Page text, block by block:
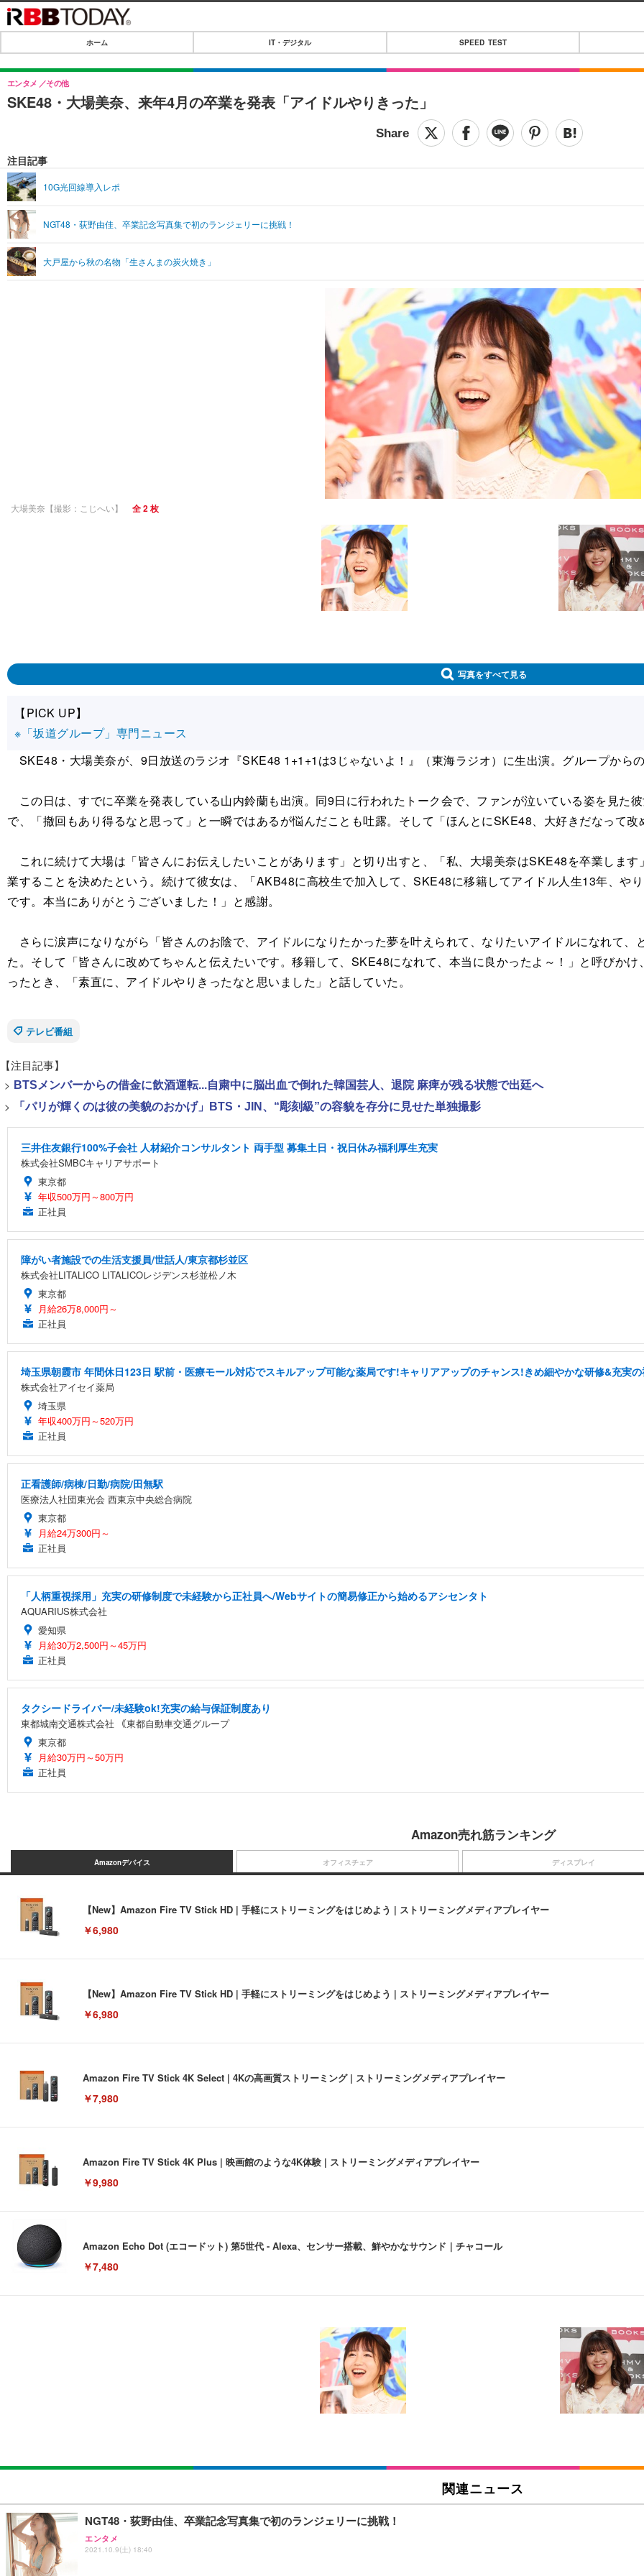
IT・デジタル
IT・デジタルTOP
SPEED TEST
音楽
ライフ
ペット
リリース一覧
プッシュ通知の停止方法
ホーム IT・デジタル SPEED TEST
SKE48・大場美奈、来年4月の卒業を発表「アイドルやりきった」
エンタメ その他
注目記事
10G光回線導入レポ
NGT48・荻野由佳、卒業記念写真集で初のランジェリーに挑戦！
大戸屋から秋の名物「生さんまの炭火焼き」
大場美奈【撮影：こじへい】 全 2 枚
写真をすべて見る
【PICK UP】
※「坂道グループ」専門ニュース
SKE48・大場美奈が、9日放送のラジオ『SKE48 1+1+1は3じゃないよ！』（東海ラジオ）に生出演。グループからの
この日は、すでに卒業を発表している山内鈴蘭も出演。同9日に行われたトーク会で、ファンが泣いている姿を見た
で、「撤回もあり得るなと思って」と一瞬ではあるが悩んだことも吐露。そして「ほんとにSKE48、大好きだなって改
これに続けて大場は「皆さんにお伝えしたいことがあります」と切り出すと、「私、大場美奈はSKE48を卒業しま
業することを決めたという。続けて彼女は、「AKB48に高校生で加入して、SKE48に移籍してアイドル人生13年、や
です。本当にありがとうございました！」と感謝。
さらに涙声になりながら「皆さんのお陰で、アイドルになりたかった夢を叶えられて、なりたいアイドルになれて
た。そして「皆さんに改めてちゃんと伝えたいです。移籍して、SKE48になれて、本当に良かったよ～！」と呼びか
ったとき、「素直に、アイドルやりきったなと思いました」と話していた。
テレビ番組
【注目記事】
> BTSメンバーからの借金に飲酒運転...自粛中に脳出血で倒れた韓国芸人、退院 麻痺が残る状態で出廷へ
> 「パリが輝くのは彼の美貌のおかげ」BTS・JIN、“彫刻級”の容貌を存分に見せた単独撮影
三井住友銀行100%子会社 人材紹介コンサルタント 両手型 募集土日・祝日休み福利厚生充実
株式会社SMBCキャリアサポート
東京都
年収500万円～800万円
正社員
障がい者施設での生活支援員/世話人/東京都杉並区
株式会社LITALICO LITALICOレジデンス杉並松ノ木
東京都
月給26万8,000円～
正社員
埼玉県朝霞市 年間休日123日 駅前・医療モール対応でスキルアップ可能な薬局です!キャリアアップのチャンス!きめ細やかな研修&充実
株式会社アイセイ薬局
埼玉県
年収400万円～520万円
正社員
正看護師/病棟/日勤/病院/田無駅
医療法人社団東光会 西東京中央総合病院
東京都
月給24万300円～
正社員
「人柄重視採用」充実の研修制度で未経験から正社員へ/Webサイトの簡易修正から始めるアシセンタト
AQUARIUS株式会社
愛知県
月給30万2,500円～45万円
正社員
タクシードライバー/未経験ok!充実の給与保証制度あり
東都城南交通株式会社 ｟東都自動車交通グループ
東京都
月給30万円～50万円
正社員
Amazon売れ筋ランキング
Amazonデバイス
【New】Amazon Fire TV Stick HD | 手軽にストリーミングをはじめよう | ストリーミングメディアプレイヤー
￥6,980
【New】Amazon Fire TV Stick HD | 手軽にストリーミングをはじめよう | ストリーミングメディアプレイヤー
￥6,980
Amazon Fire TV Stick 4K Select | 4Kの高画質ストリーミング | ストリーミングメディアプレイヤー
￥7,980
Amazon Fire TV Stick 4K Plus | 映画館のような4K体験 | ストリーミングメディアプレイヤー
￥9,980
Amazon Echo Dot (エコードット) 第5世代 - Alexa、センサー搭載、鮮やかなサウンド｜チャコール
￥7,480
オフィスチェア
[EdoErgo] オフィスチェア 椅子 テレワーク 疲れない 跳ね上げ式アームレスト コンパクト 約105度ロッキング pc 事務椅子 360度回
Sezlife オフィスチェア デスクチェア 疲れない テレワーク チェア 強化バックレスト 30度ロッキング機能 人間工学 椅子 腰サポー
ション PCチェア 通気性メッシュ ゲーミング/勉強/事務用 おしゃれ パソコンチェア (ブラック)
￥7,680
ディスプレイ
EIZO ビジネス向けプレミアムモニター | FlexScan EV3240X-WT | 31.5型4K UHD・USB Type-C・ホワイト
【純正品】27"ゲーミングモニター DualSense 充電フック付き（CFI-ZDM1J）
￥49,979
Amazonベーシック ペットシーツ 薄型 レギュラー 1回使い捨て 無香料 ホワイト 300枚
ネオ・ルーライフ ネオ・オムツ L 中型犬用 26枚入り 単品
￥1,800
関連ニュース
NGT48・荻野由佳、卒業記念写真集で初のランジェリーに挑戦！
エンタメ
2021.10.9(土) 18:40